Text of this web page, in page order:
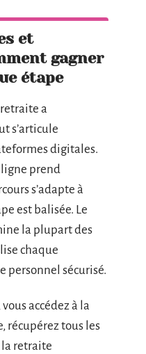
et
gagner
étape
a
s’articule
digitales.
prend
s’adapte à
est balisée. Le
la plupart des
chaque
personnel sécurisé.
accédez à la
récupérez tous les
la retraite